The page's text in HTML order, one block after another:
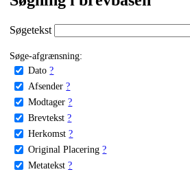
Søgetekst
Søge-afgrænsning:
Dato ?
Afsender ?
Modtager ?
Brevtekst ?
Herkomst ?
Original Placering ?
Metatekst ?